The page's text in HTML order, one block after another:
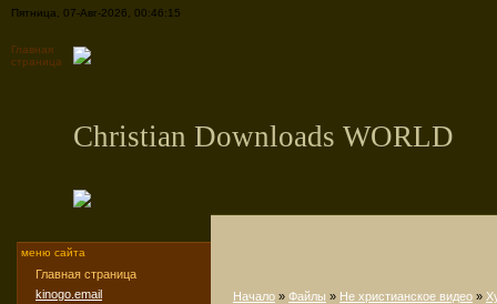
Пятница, 07-Авг-2026, 00:46:15
Главная
страница
Christian Downloads WORLD
меню сайта
Главная страница
kinogo.email
Начало » Файлы » Не христианское видео »